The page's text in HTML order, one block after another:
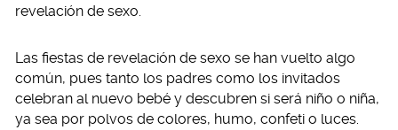
revelación de sexo.
Las fiestas de revelación de sexo se han vuelto algo
común, pues tanto los padres como los invitados
celebran al nuevo bebé y descubren si será niño o niña,
ya sea por polvos de colores, humo, confeti o luces.